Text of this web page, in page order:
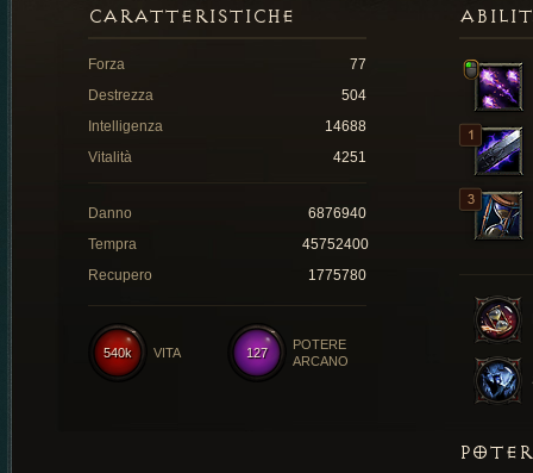
CARATTERISTICHE
Forza
77
Destrezza
504
Intelligenza
14688
Vitalità
4251
Danno
6876940
Tempra
45752400
Recupero
1775780
127
POTERE
ARCANO
540k VITA